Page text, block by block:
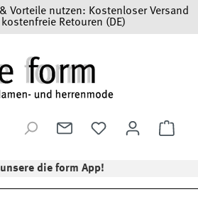
Vorteile nutzen: Kostenloser Versand
Retouren (DE)
unsere die form App!